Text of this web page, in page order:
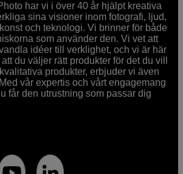
har vi i över 40 år hjälpt kreativa
sina visioner inom fotografi, ljud,
och teknologi. Vi brinner för både
som använder den. Vi vet att
idéer till verklighet, och vi är här
du väljer rätt produkter för det du vill
produkter, erbjuder vi även
vår expertis och vårt engagemang
får den utrustning som passar dig